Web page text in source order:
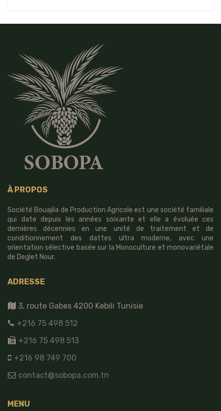
À PROPOS
Société Bouajila de Production Agricole est une société familiale
qui date depuis les années soixante et elle a évoluée ces
dernières décennies en une unité de traitement et de
conditionnement des dattes ultra moderne, avec une
orientation sélective basée sur la Monoculture et monovariétale
de Deglet Nour.
ADRESSE
3, route Gabes 4200 Kebili Tunisie
+216 75 498 512
+216 75 498 513
+216 98 749 700
contact@sobopa.com.tn
MENU